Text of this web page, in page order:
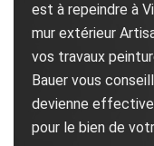
est à repeindre à
mur extérieur
vos travaux
Bauer vous
devienne
pour le bien de